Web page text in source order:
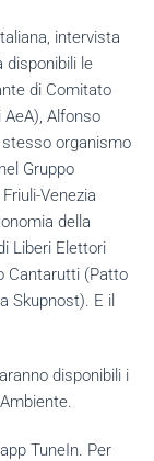
intervista
disponibili le
di Comitato
Alfonso
stesso organismo
Gruppo
Venezia
della
Liberi Elettori
Cantarutti (Patto
Skupnost). E il
disponibili i
TuneIn. Per